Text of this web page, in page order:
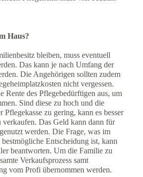
Haus?
bleiben, muss eventuell
Das kann je nach Umfang der
Die Angehörigen sollten zudem
nicht vergessen.
Rente des Pflegebedürftigen aus, um
Sind diese zu hoch und die
Pflegekasse zu gering, kann es besser
Das Geld kann dann für
werden. Die Frage, was im
Entscheidung ist, kann
beantworten. Um die Familie zu
Verkaufsprozess samt
vom Profi übernommen werden.